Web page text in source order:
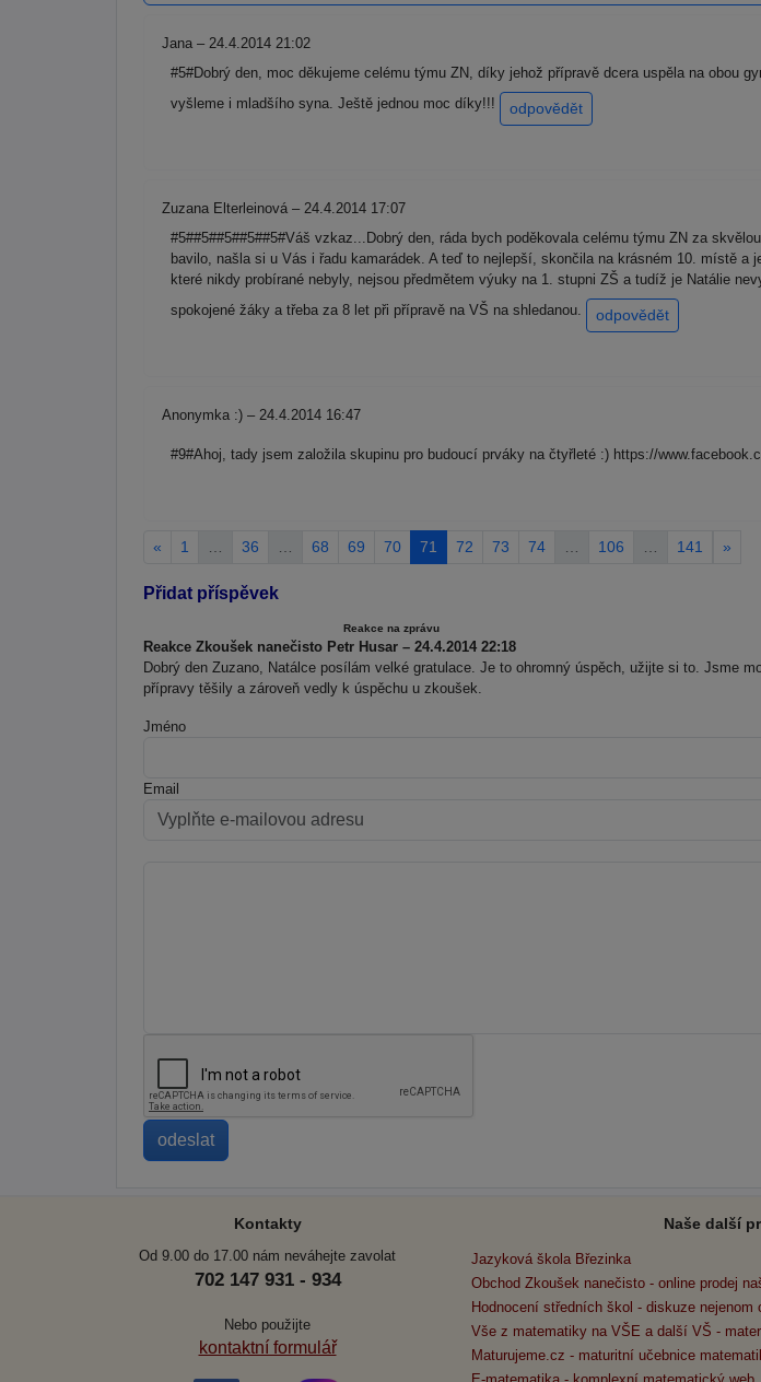
Jana – 24.4.2014 21:02
#5#Dobrý den, moc děkujeme celému týmu ZN, díky jehož přípravě dcera uspěla na obou
vyšleme i mladšího syna. Ještě jednou moc díky!!!
odpovědět
Zuzana Elterleinová – 24.4.2014 17:07
#5##5##5##5##5#Váš vzkaz...Dobrý den, ráda bych poděkovala celému týmu ZN za
bavilo, našla si u Vás i řadu kamarádek. A teď to nejlepší, skončila na krásném 10. místě
které nikdy probírané nebyly, nejsou předmětem výuky na 1. stupni ZŠ a tudíž je Natálie
spokojené žáky a třeba za 8 let při přípravě na VŠ na shledanou.
odpovědět
Anonymka :) – 24.4.2014 16:47
#9#Ahoj, tady jsem založila skupinu pro budoucí prváky na čtyřleté :) https://
« 1 36 68 69 70 71 72 73 74 106 141 »
Přidat příspěvek
Reakce na zprávu
Reakce Zkoušek nanečisto Petr Husar – 24.4.2014 22:18
Dobrý den Zuzano, Natálce posílám velké gratulace. Je to ohromný úspěch, užijte si to. Jsme
přípravy těšily a zároveň vedly k úspěchu u zkoušek.
Jméno
Email
Kontakty
Od 9.00 do 17.00 nám neváhejte zavolat
702 147 931 - 934
Nebo použijte
kontaktní formulář
Naše další
Jazyková škola Březinka
Obchod Zkoušek nanečisto - online prodej
Hodnocení středních škol - diskuze nejenom
Vše z matematiky na VŠE a další VŠ -
Maturujeme.cz - maturitní učebnice